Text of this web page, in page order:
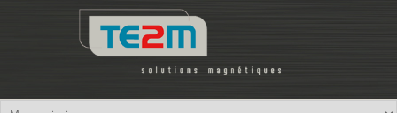
Aller au contenu principal